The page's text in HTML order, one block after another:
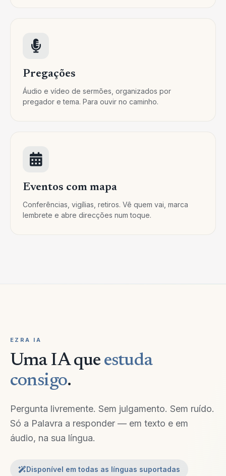
Pregações
Áudio e vídeo de sermões, organizados por
pregador e tema. Para ouvir no caminho.
Eventos com mapa
Conferências, vigílias, retiros. Vê quem vai, marca
lembrete e abre direcções num toque.
EZRA IA
Uma IA que estuda
consigo.
Pergunta livremente. Sem julgamento. Sem ruído.
Só a Palavra a responder — em texto e em
áudio, na sua língua.
Disponível em todas as línguas suportadas